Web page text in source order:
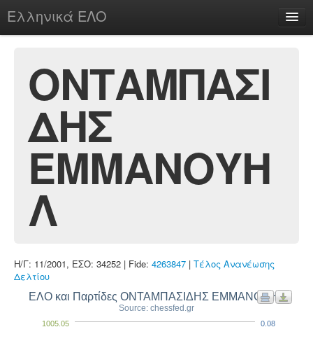
Ελληνικά ΕΛΟ
chesstu.be @ discord
Login
ΟΝΤΑΜΠΑΣΙ
ΔΗΣ
ΕΜΜΑΝΟΥΗ
Λ
Η/Γ: 11/2001, ΕΣΟ: 34252 | Fide: 4263847 | Τέλος Ανανέωσης
Δελτίου
ΕΛΟ και Παρτίδες ΟΝΤΑΜΠΑΣΙΔΗΣ ΕΜΜΑΝΟΥΗΛ
Source: chessfed.gr
1005.05 0.08